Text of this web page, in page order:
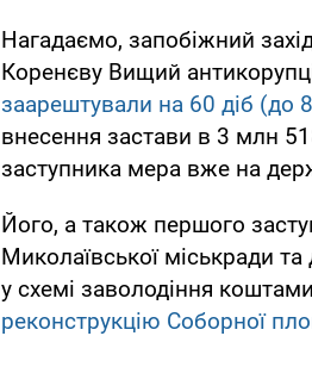
Нагадаємо, запобіжний
Коренєву Вищий
заарештували на 60 діб (до
внесення застави в 3 млн
заступника мера вже на
Його, а також першого
Миколаївської міськради
у схемі заволодіння
реконструкцію Соборної